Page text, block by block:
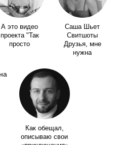
А это видео
проекта "Так
просто
Саша Шьет
Свитшоты
Друзья, мне
нужна
Как обещал,
описываю свои